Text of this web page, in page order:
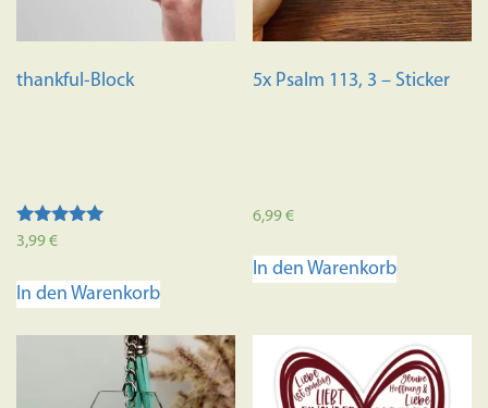
thankful-Block
Bewertet mit
3,99€
In den Warenkorb
5x Psalm 113, 3 – Sticker
6,99€
In den Warenkorb